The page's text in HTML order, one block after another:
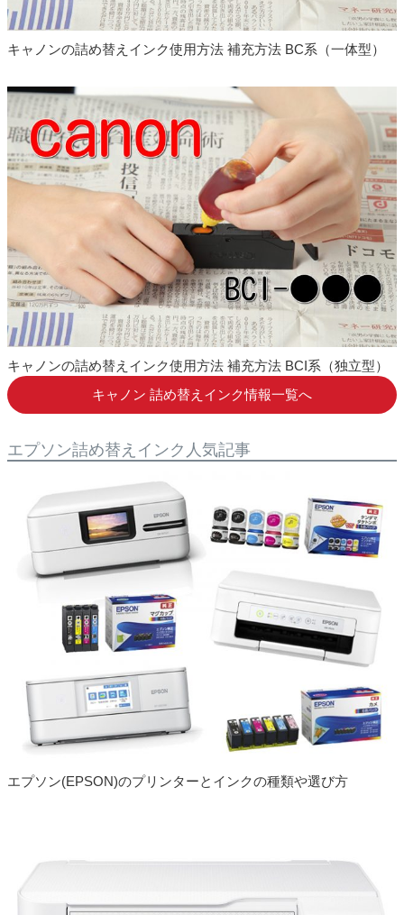
2022.10.31
キャノン XKI-N20 XKI-N21 対応プリンター 追加
しました
した
2022.10.31 キャノン GI-31 対応プリンター 追加しました
2022.10.26 キャノン BC-360 BC-361 リサイクルインク 発
売開始しました
エプソン SAT（サツマイモ） 対応プリンター 追
加しました
2022.10.18
エプソン KAM（カメ） 対応プリンター 追加し
ました
2022.10.11 キャノン XKI-N20 XKI-N21 6色対応 詰め替えイ
ンク 発売開始しました
キャノン XKI-N20 XKI-N21 5色対応 詰め替えイ
開始しました
2022.09.01 コンビニ＆郵便振替(後払い)・銀行振込(後払い)
は、NP後払いへ統合となりました
キャノン BCI-19 互換インク 発売開始しました
2022.08.26 キャノン BCI-19 詰め替えインク 発売開始しま
2022.08.15 エプソン IP01 互換インク 発売開始しました
2022.04.28
キャノン BC-365 BC-366 詰め替えインク 発売
開始しました
2022.01.21 キャノン BCI-330 BCI-331 互換インク 発売開始
しました
2021.12.13 ブラザー LC3139-4PK 互換インク 発売開始しま
キャノンの詰め替えインク使用方法 補充方法 BC系（一体型）
キャノンの詰め替えインク使用方法 補充方法 BCI系（独立型）
キャノン 詰め替えインク情報一覧へ
エプソン詰め替えインク人気記事
エプソン(EPSON)のプリンターとインクの種類や選び方